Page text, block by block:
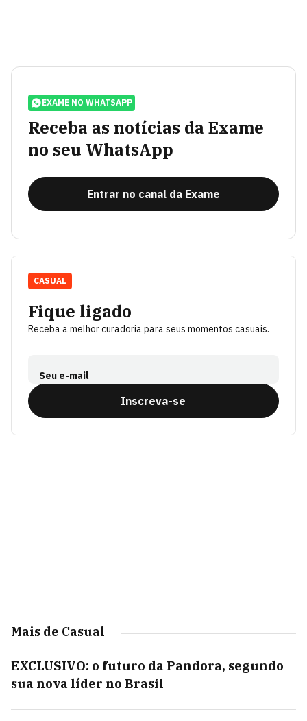
EXAME NO WHATSAPP
Receba as notícias da Exame
no seu WhatsApp
Entrar no canal da Exame
Fique ligado
Receba a melhor curadoria para seus momentos casuais.
Seu e-mail
Inscreva-se
CASUAL
Mais de Casual
EXCLUSIVO: o futuro da Pandora, segundo
sua nova líder no Brasil